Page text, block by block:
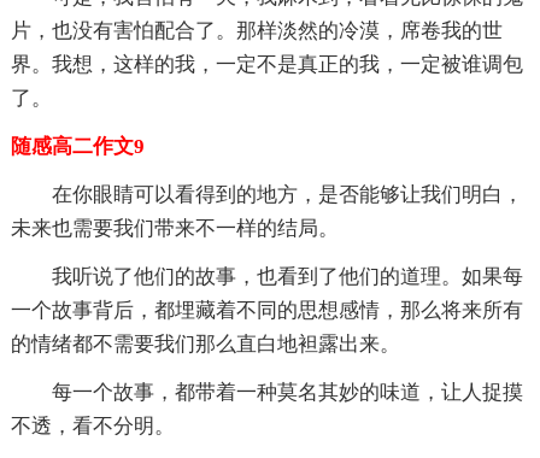
片，也没有害怕配合了。那样淡然的冷漠，席卷我的世
界。我想，这样的我，一定不是真正的我，一定被谁调包
了。
随感高二作文9
在你眼睛可以看得到的地方，是否能够让我们明白，
未来也需要我们带来不一样的结局。
我听说了他们的故事，也看到了他们的道理。如果每
一个故事背后，都埋藏着不同的思想感情，那么将来所有
的情绪都不需要我们那么直白地袒露出来。
每一个故事，都带着一种莫名其妙的味道，让人捉摸
不透，看不分明。